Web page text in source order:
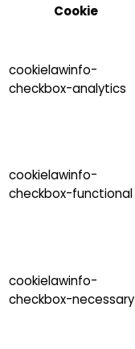
Cookie
cookielawinfo-
checkbox-analytics
cookielawinfo-
checkbox-functional
cookielawinfo-
checkbox-necessary